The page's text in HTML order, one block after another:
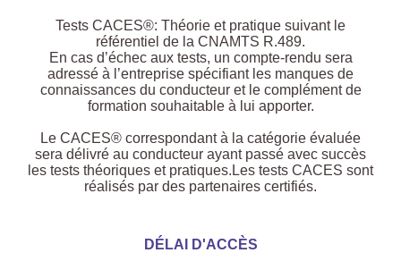
Tests CACES®: Théorie et pratique suivant le
référentiel de la CNAMTS R.489.
En cas d’échec aux tests, un compte-rendu sera
adressé à l’entreprise spécifiant les manques de
connaissances du conducteur et le complément de
formation souhaitable à lui apporter.
Le CACES® correspondant à la catégorie évaluée
sera délivré au conducteur ayant passé avec succès
les tests théoriques et pratiques.Les tests CACES sont
réalisés par des partenaires certifiés.
DÉLAI D'ACCÈS